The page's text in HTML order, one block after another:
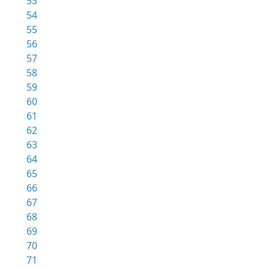
54
55
56
57
58
59
60
61
62
63
64
65
66
67
68
69
70
71